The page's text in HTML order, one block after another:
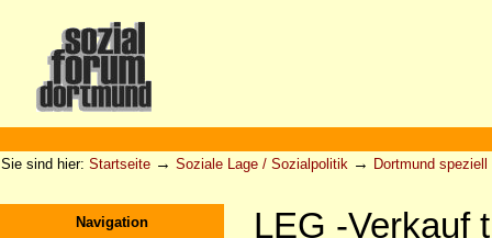
Werkzeuge
Sie sind hier: Startseite → Soziale Lage / Sozialpolitik → Dortmund speziell
Navigation LEG -Verkauf